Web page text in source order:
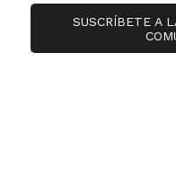
SUSCRÍBETE A